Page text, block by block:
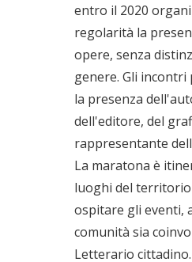
entro il 2020
regolarità la
opere, senza
genere. Gli
la presenza
dell'editore, del
rappresentante
La maratona è
luoghi del
ospitare gli eventi,
comunità sia
Letterario cittadino.